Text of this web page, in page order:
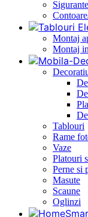
Montaj
Montaj
Tablouri
Rame
Vaze
Platouri
Perne si
Masute
Scaune
Oglinzi